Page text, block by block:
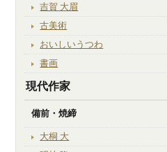
吉賀 大眉
古美術
おいしいうつわ
書画
現代作家
備前・焼締
大桐 大